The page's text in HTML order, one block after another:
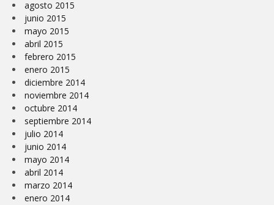
agosto 2015
junio 2015
mayo 2015
abril 2015
febrero 2015
enero 2015
diciembre 2014
noviembre 2014
octubre 2014
septiembre 2014
julio 2014
junio 2014
mayo 2014
abril 2014
marzo 2014
enero 2014